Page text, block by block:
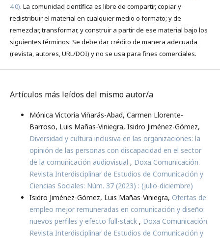
4.0). La comunidad científica es libre de compartir, copiar y
redistribuir el material en cualquier medio o formato; y de
remezclar, transformar, y construir a partir de ese material bajo los
siguientes términos: Se debe dar crédito de manera adecuada
(revista, autores, URL/DOI) y no se usa para fines comerciales.
Artículos más leídos del mismo autor/a
Mónica Victoria Viñarás-Abad, Carmen Llorente-
Barroso, Luis Mañas-Viniegra, Isidro Jiménez-Gómez,
Diversidad y cultura inclusiva en las organizaciones: la
opinión de las personas con discapacidad en el sector
de la comunicación audiovisual , Doxa Comunicación.
Revista Interdisciplinar de Estudios de Comunicación y
Ciencias Sociales: Núm. 37 (2023) : (julio-diciembre)
Isidro Jiménez-Gómez, Luis Mañas-Viniegra, Ofertas de
empleo mejor remuneradas en comunicación y diseño:
nuevos perfiles y efecto full-stack , Doxa Comunicación.
Revista Interdisciplinar de Estudios de Comunicación y